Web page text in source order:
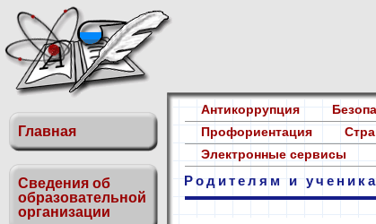
Главная
Сведения об
образовательной
организации
Антикоррупция
Профориентация
Электронные сервисы
Родителям и